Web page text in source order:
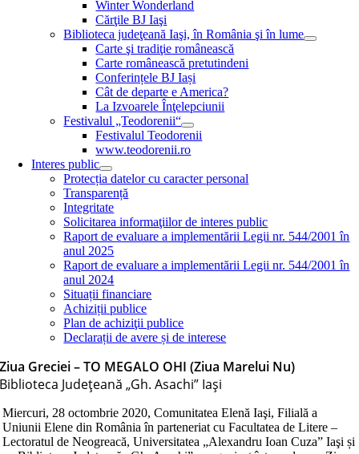
Winter Wonderland
Cărţile BJ Iaşi
Biblioteca judeţeană Iaşi, în România şi în lume
Carte şi tradiţie românească
Carte românească pretutindeni
Conferințele BJ Iași
Cât de departe e America?
La Izvoarele Înţelepciunii
Festivalul „Teodorenii“
Festivalul Teodorenii
www.teodorenii.ro
Interes public
Protecția datelor cu caracter personal
Transparență
Integritate
Solicitarea informaţiilor de interes public
Raport de evaluare a implementării Legii nr. 544/2001 în
anul 2025
Raport de evaluare a implementării Legii nr. 544/2001 în
anul 2024
Situații financiare
Achiziții publice
Plan de achiziţii publice
Declarații de avere și de interese
Ziua Greciei – TO MEGALO OHI (Ziua Marelui Nu)
Biblioteca Judeţeană „Gh. Asachi” Iaşi
Miercuri, 28 octombrie 2020, Comunitatea Elenă Iaşi, Filială a
Uniunii Elene din România în parteneriat cu Facultatea de Litere –
Lectoratul de Neogreacă, Universitatea „Alexandru Ioan Cuza” Iaşi și